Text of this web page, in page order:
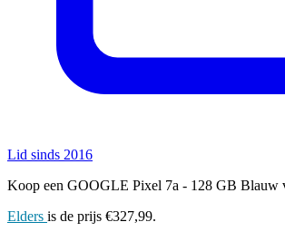
Lid sinds 2016
Koop een GOOGLE Pixel 7a - 128 GB Blauw
Elders is de prijs €327,99.